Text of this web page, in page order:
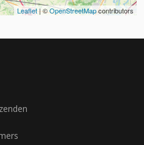
Leaflet| ©OpenStreetMapcontributors